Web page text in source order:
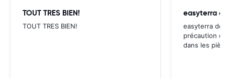
TOUT TRES BIEN!
TOUT TRES BIEN!
easyterra
précaution
dans les